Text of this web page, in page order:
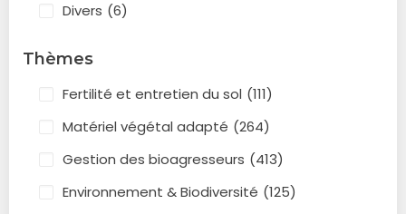
Divers (6)
Thèmes
Fertilité et entretien du sol (111)
Matériel végétal adapté (264)
Gestion des bioagresseurs (413)
Environnement & Biodiversité (125)